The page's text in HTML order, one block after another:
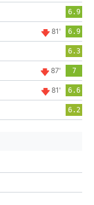
6.9
81' 6.9
6.3
87' 7
81' 6.6
6.2